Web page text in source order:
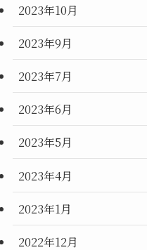
2023年10月
2023年9月
2023年7月
2023年6月
2023年5月
2023年4月
2023年1月
2022年12月